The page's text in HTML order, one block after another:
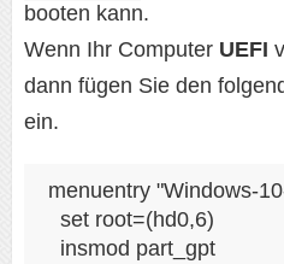
booten kann.
Wenn Ihr Computer UEFI
dann fügen Sie den
ein.
menuentry "Windows-
  set root=(hd0,6)
  insmod part_gpt